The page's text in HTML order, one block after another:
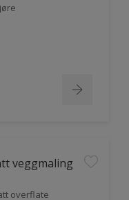
veggmaling
overflate